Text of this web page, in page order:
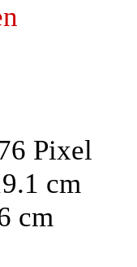
Pixel
cm
cm